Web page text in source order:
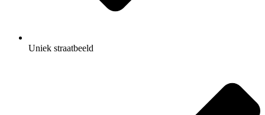
Uniek straatbeeld